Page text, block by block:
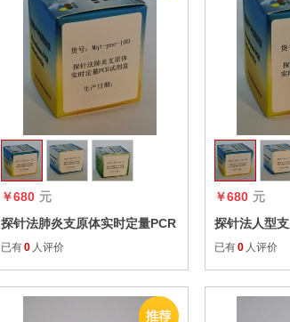
收藏 收藏
￥680 元
探针法肺炎支原体实时定量PCR
试剂盒
已有0 人评价
￥680 元
探针法人型
试剂盒
已有0 人评价